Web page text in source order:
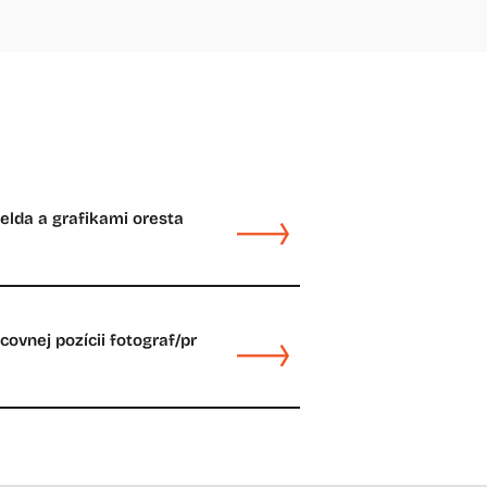
a grafikami oresta
pozícii fotograf/pr